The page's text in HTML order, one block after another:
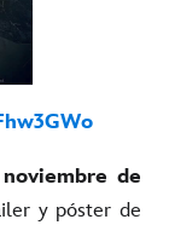
de
y póster de